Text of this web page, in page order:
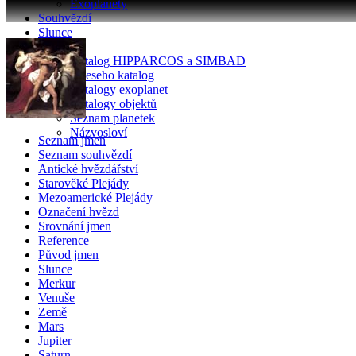
Exoplanety
Souhvězdí
Slunce
Katalogy
Katalog HIPPARCOS a SIMBAD
Glieseho katalog
Katalogy exoplanet
Katalogy objektů
Seznam planetek
Názvosloví
Seznam jmen
Seznam souhvězdí
Antické hvězdářství
Starověké Plejády
Mezoamerické Plejády
Označení hvězd
Srovnání jmen
Reference
Původ jmen
Slunce
Merkur
Venuše
Země
Mars
Jupiter